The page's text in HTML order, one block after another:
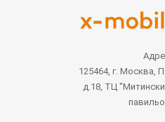
125464, г. Москва,
д.18, ТЦ